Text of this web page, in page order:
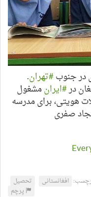
در جنوب#تهران.
#ایرانمشغول
هویتی، برای مدرسه
صفری
افغانستانی
تحصیل
پرچم